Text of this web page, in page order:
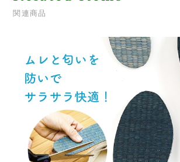
関連商品